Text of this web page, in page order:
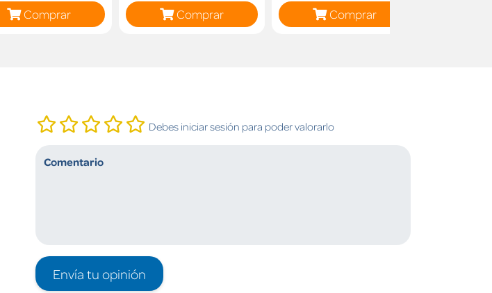
Comprar Comprar Comprar
Debes iniciar sesión para poder valorarlo
Envía tu opinión